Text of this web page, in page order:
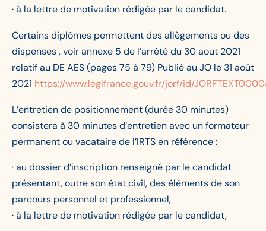
· à la lettre de motivation rédigée par le candidat.
Certains diplômes permettent des allègements ou des
dispenses , voir annexe 5 de l’arrêté du 30 aout 2021
relatif au DE AES (pages 75 à 79) Publié au JO le 31 août
2021 https://www.legifrance.gouv.fr/jorf/id/
L’entretien de positionnement (durée 30 minutes)
consistera à 30 minutes d’entretien avec un formateur
permanent ou vacataire de l’IRTS en référence :
· au dossier d’inscription renseigné par le candidat
présentant, outre son état civil, des éléments de son
parcours personnel et professionnel,
· à la lettre de motivation rédigée par le candidat,